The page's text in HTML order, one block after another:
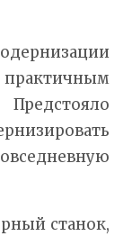
практичным
станок,